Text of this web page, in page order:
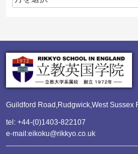
Guildford Road,Rudgwick,West Sussex
tel: +44-(0)1403-822107
e-mail:eikoku@rikkyo.co.uk